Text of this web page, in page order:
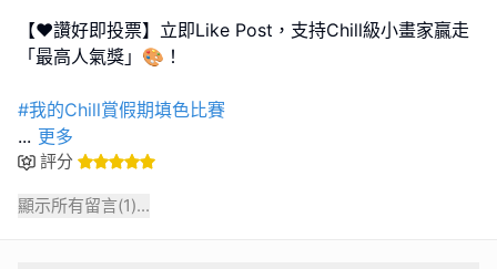
【❤️讚好即投票】立即Like Post，支持Chill級小畫家贏走
「最高人氣獎」🎨！
#我的Chill賞假期填色比賽
... 更多
評分
顯示所有留言(1)...